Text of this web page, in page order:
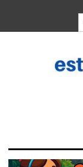
contenido